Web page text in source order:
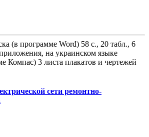
(в программе Word) 58 с., 20 табл., 6
на украинском языке
Компас) 3 листа плакатов и чертежей
сети ремонтно-